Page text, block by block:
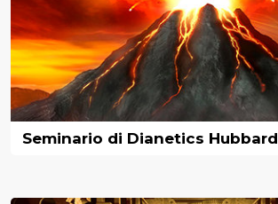
Seminario di Dianetics Hubbard